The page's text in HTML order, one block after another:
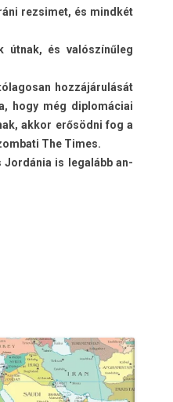
re­zsimet, és mindkét
útnak, és valószínűleg
hozzájárulását
hogy még di­plomáciai
akkor erősödni fog a
The Times.
Jordánia is legalább an­